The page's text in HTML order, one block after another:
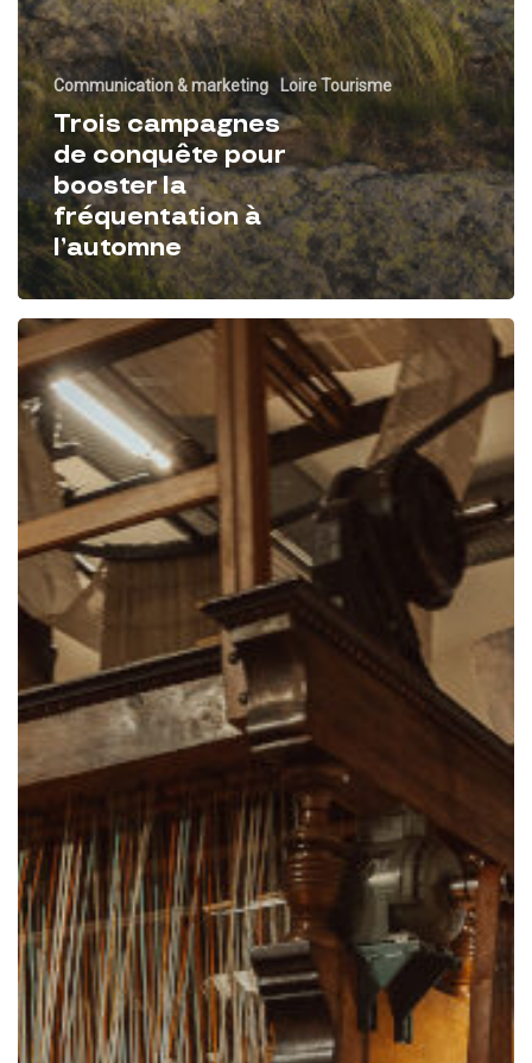
Communication & marketing Loire Tourisme
Trois campagnes
de conquête pour
booster la
fréquentation à
l’automne